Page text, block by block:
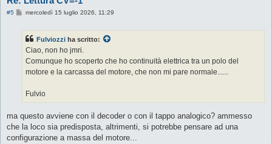
#5
M
a
g
o
mercoledì 15 luglio 2026, 11:29
Fulviozzi ha scritto:
Ciao, non ho jmri.
Comunque ho scoperto che ho continuità elettrica tra un polo del
motore e la carcassa del motore, che non mi pare normale......
Fulvio
ma questo avviene con il decoder o con il tappo analogico? ammesso
che la loco sia predisposta, altrimenti, si potrebbe pensare ad una
configurazione a massa del motore...